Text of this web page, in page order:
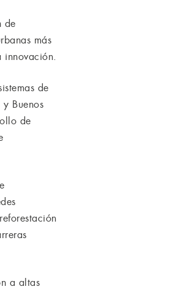
de
más
innovación.
de
Buenos
de
a altas